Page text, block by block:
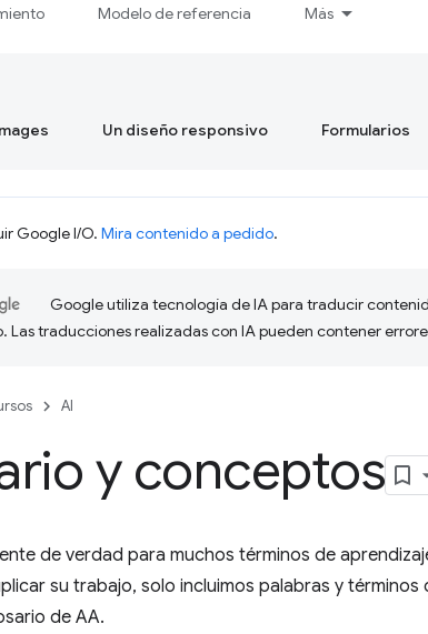
Modelo de referencia Más
Un diseño responsivo Formularios
Google I/O. Mira contenido a pedido.
Google utiliza tecnología de IA para traducir
Las traducciones realizadas con IA pueden contener
AI
y conceptos
de verdad para muchos términos de
su trabajo, solo incluimos palabras y
de AA.